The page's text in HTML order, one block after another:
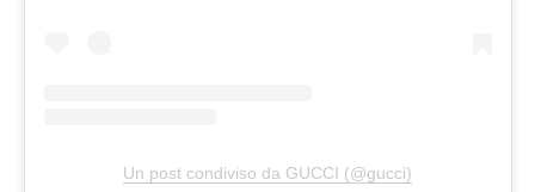
Un post condiviso da GUCCI (@gucci)